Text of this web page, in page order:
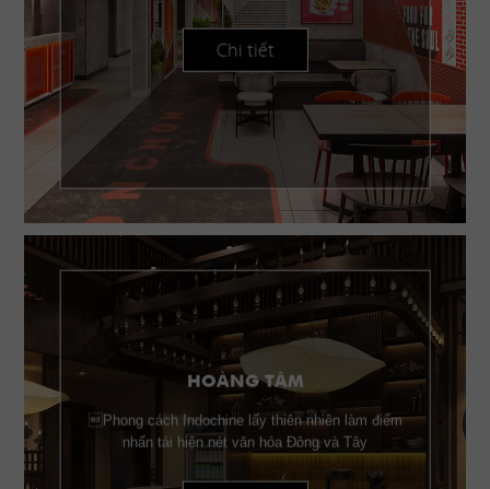
Chi tiết
HOÀNG TÂM
Phong cách Indochine lấy thiên nhiên làm điểm
nhấn tái hiện nét văn hóa Đông và Tây